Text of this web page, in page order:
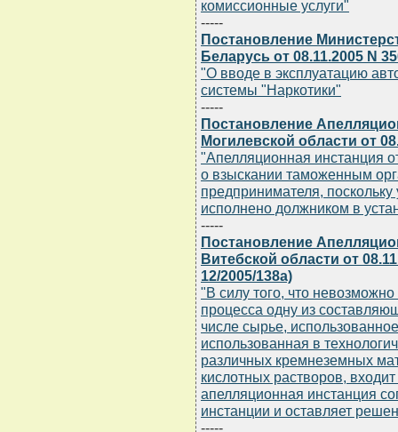
комиссионные услуги"
-----
Постановление
Беларусь от 08.11.2005 N
"О вводе в эксплуатацию
системы "Наркотики"
-----
Постановление
Могилевской области от
"Апелляционная инстанция
о взыскании таможенным
предпринимателя,
исполнено должником в
-----
Постановление
Витебской области от
12/2005/138а)
"В силу того, что
процесса одну из
числе сырье,
использованная в
различных кремнеземных
кислотных растворов,
апелляционная инстанция
инстанции и оставляет
-----